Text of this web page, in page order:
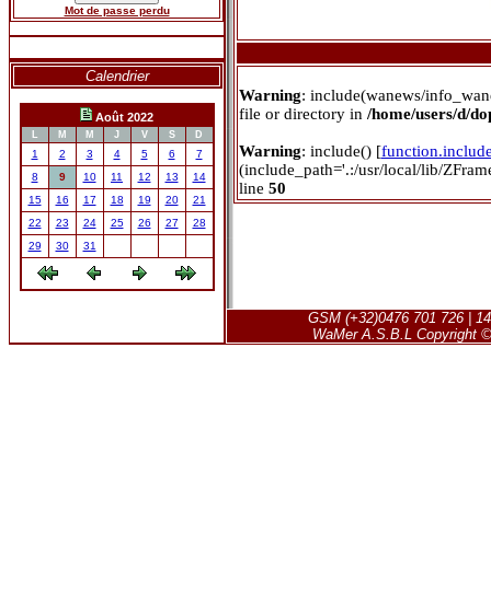
Warning: include(wanews/
file or directory in /home/users/d/
Warning: include() [
(include_path='.:/usr/local/lib/
line 50
Mot de passe perdu
Calendrier
Août 2022
L M M J V S D
1 2 3 4 5 6
7
8
9 10 11 12 13
14
15
16 17 18 19 20
21
22
23 24 25 26 27
28
29
30 31
GSM (+32)0476 701 726 |
WaMer A.S.B.L Copyright